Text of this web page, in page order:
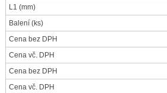
L1 (mm)
Balení (ks)
Cena bez DPH
Cena vč. DPH
Cena bez DPH
Cena vč. DPH